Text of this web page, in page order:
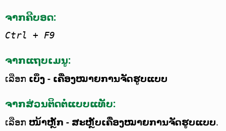
ຈາກຄີບອດ:
Ctrl + F9
ຈາກແຖບເມນູ:
ເລືອກ ເບິ່ງ - ເຄື່ອງໝາຍການຈັດຮູບແບບ
ຈາກສ່ວນຕິດຕໍ່ແບບແທັບ:
ເລືອກ ໜ້າຫຼັກ - ສະຫຼັບເຄື່ອງໝາຍການຈັດຮູບແບບ.